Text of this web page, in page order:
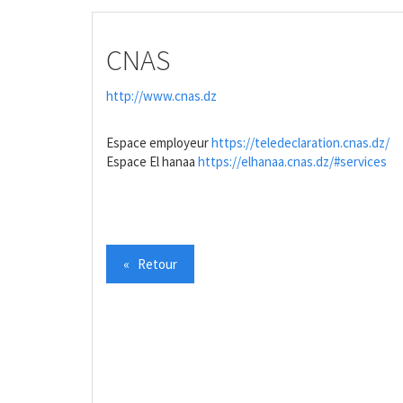
CNAS
http://www.cnas.dz
Espace employeurhttps://teledeclaration.cnas.dz/
Espace El hanaa https://elhanaa.cnas.dz/#services
« Retour